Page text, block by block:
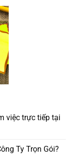
việc trực tiếp tại
Ty Trọn Gói?